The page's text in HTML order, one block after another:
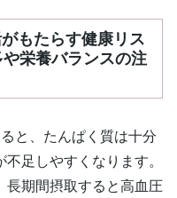
もたらす健康リス
栄養バランスの注
と、たんぱく質は十分
足しやすくなります。
長期間摂取すると高血圧